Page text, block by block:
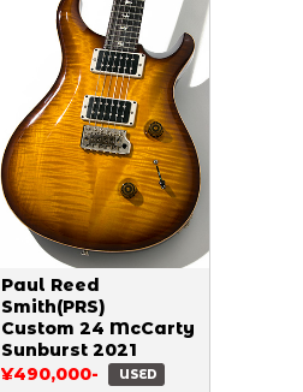
Paul Reed
Smith(PRS)
Custom 24 McCarty
Sunburst 2021
¥490,000-
USED